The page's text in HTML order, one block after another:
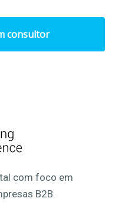
consultor
com foco em
B2B.